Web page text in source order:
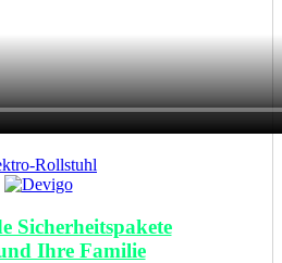
Rollstuhl
Sicherheitspakete
Ihre Familie